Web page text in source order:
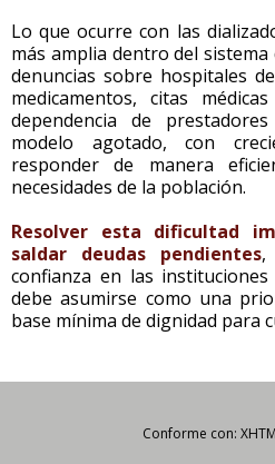
Lo que ocurre con las
más amplia dentro del
denuncias sobre hospitales
medicamentos, citas
dependencia de
modelo agotado, con
responder de manera
necesidades de la población.
Resolver esta dificultad
saldar deudas pendientes,
confianza en las
debe asumirse como una
base mínima de dignidad para
Conforme con: